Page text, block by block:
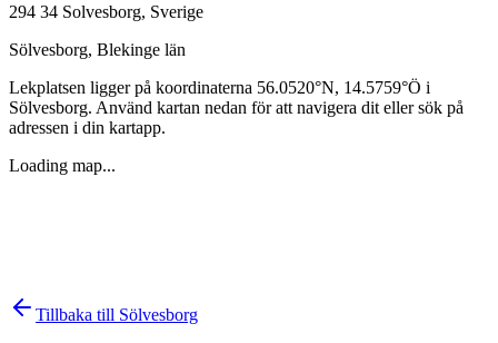
294 34 Solvesborg, Sverige
Sölvesborg, Blekinge län
Lekplatsen ligger på koordinaterna 56.0520°N, 14.5759°Ö i
Sölvesborg. Använd kartan nedan för att navigera dit eller sök på
adressen i din kartapp.
Loading map...
Tillbaka till Sölvesborg